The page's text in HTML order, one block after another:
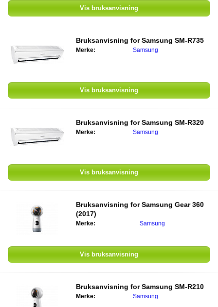
Vis bruksanvisning
Bruksanvisning forSamsung SM-R735
Merke: Samsung
Vis bruksanvisning
Bruksanvisning forSamsung SM-R320
Merke: Samsung
Vis bruksanvisning
Bruksanvisning forSamsung ‎Gear 360
(2017)‎
Merke: Samsung
Vis bruksanvisning
Bruksanvisning forSamsung SM-R210
Merke: Samsung